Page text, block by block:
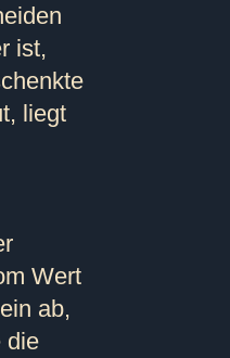
ist,
liegt
Wert
ab,
die